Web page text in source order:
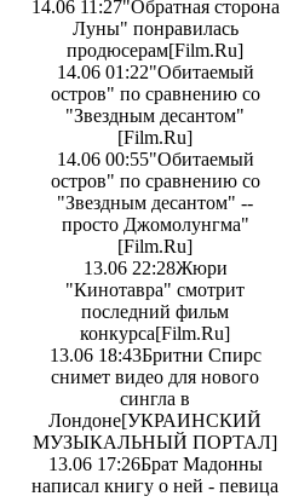
14.06 11:27"Обратная сторона
Луны" понравилась
продюсерам[Film.Ru]
14.06 01:22"Обитаемый
остров" по сравнению со
"Звездным десантом"
[Film.Ru]
14.06 00:55"Обитаемый
остров" по сравнению со
"Звездным десантом" --
просто Джомолунгма"
[Film.Ru]
13.06 22:28Жюри
"Кинотавра" смотрит
последний фильм
конкурса[Film.Ru]
13.06 18:43Бритни Спирс
снимет видео для нового
сингла в
Лондоне[УКРАИНСКИЙ
МУЗЫКАЛЬНЫЙ ПОРТАЛ]
13.06 17:26Брат Мадонны
написал книгу о ней - певица